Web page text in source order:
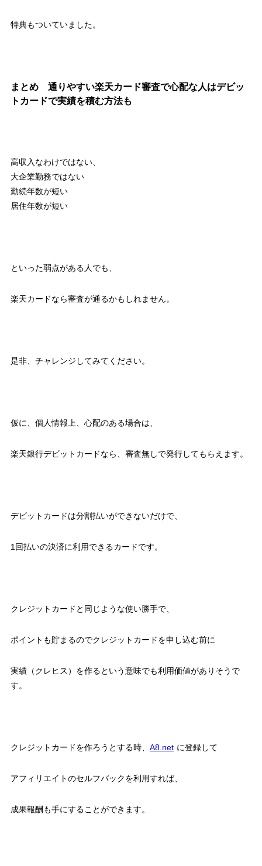
特典もついていました。
まとめ 通りやすい楽天カード審査で心配な人はデビッ
トカードで実績を積む方法も
高収入なわけではない、
大企業勤務ではない
勤続年数が短い
居住年数が短い
といった弱点がある人でも、
楽天カードなら審査が通るかもしれません。
是非、チャレンジしてみてください。
仮に、個人情報上、心配のある場合は、
楽天銀行デビットカードなら、審査無しで発行してもらえます。
デビットカードは分割払いができないだけで、
1回払いの決済に利用できるカードです。
クレジットカードと同じような使い勝手で、
ポイントも貯まるのでクレジットカードを申し込む前に
実績（クレヒス）を作るという意味でも利用価値がありそうで
す。
クレジットカードを作ろうとする時、 A8.net に登録して
アフィリエイトのセルフバックを利用すれば、
成果報酬も手にすることができます。